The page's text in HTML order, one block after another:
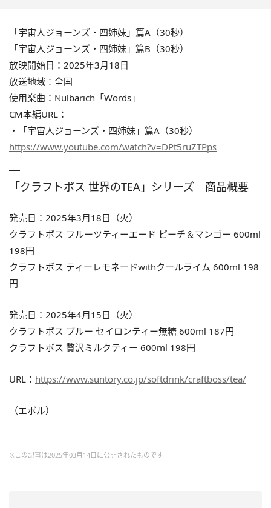
「宇宙人ジョーンズ・四姉妹」篇A（30秒）
「宇宙人ジョーンズ・四姉妹」篇B（30秒）
放映開始日：2025年3月18日
放送地域：全国
使用楽曲：Nulbarich「Words」
CM本編URL：
・「宇宙人ジョーンズ・四姉妹」篇A（30秒）
https://www.youtube.com/watch?v=DPt5ruZTPps
「クラフトボス 世界のTEA」シリーズ 商品概要
発売日：2025年3月18日（火）
クラフトボス フルーツティーエード ピーチ＆マンゴー 600ml
198円
クラフトボス ティーレモネードwithクールライム 600ml 198
円
発売日：2025年4月15日（火）
クラフトボス ブルー セイロンティー無糖 600ml 187円
クラフトボス 贅沢ミルクティー 600ml 198円
URL： https://www.suntory.co.jp/softdrink/craftboss/tea/
（エボル）
※この記事は2025年03月14日に公開されたものです